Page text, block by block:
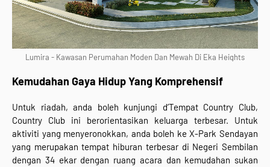
Lumira - Kawasan Perumahan Moden Dan Mewah Di Eka Heights
Kemudahan Gaya Hidup Yang Komprehensif
Untuk riadah, anda boleh kunjungi d’Tempat Country Club,
Country Club ini berorientasikan keluarga terbesar. Untuk
aktiviti yang menyeronokkan, anda boleh ke X-Park Sendayan
yang merupakan tempat hiburan terbesar di Negeri Sembilan
dengan 34 ekar dengan ruang acara dan kemudahan sukan